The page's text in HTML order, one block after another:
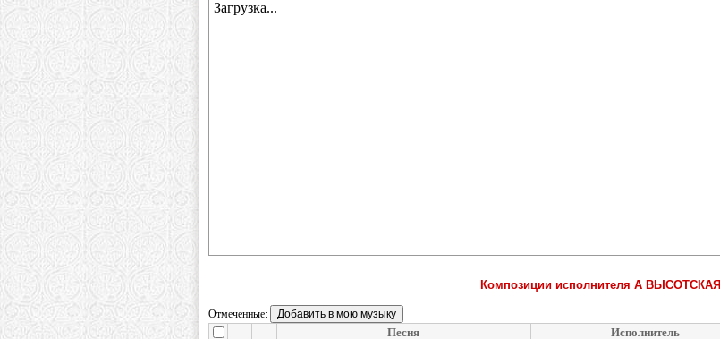
Композиции исполнителя А ВЫСОТСКАЯ
Отмеченные:
Песня Исполнитель